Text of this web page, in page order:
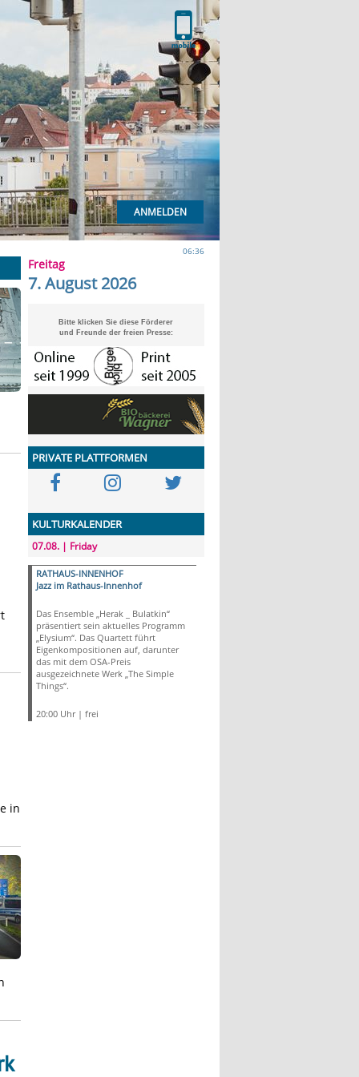
ANMELDEN
in
06:36
Freitag
7. August 2026
Bitte klicken Sie diese Förderer
und Freunde der freien Presse:
PRIVATE PLATTFORMEN
KULTURKALENDER
07.08. | Friday
RATHAUS-INNENHOF
Jazz im Rathaus-Innenhof
Das Ensemble „Herak _ Bulatkin“
präsentiert sein aktuelles Programm
„Elysium“. Das Quartett führt
Eigenkompositionen auf, darunter
das mit dem OSA-Preis
ausgezeichnete Werk „The Simple
Things“.
20:00 Uhr | frei